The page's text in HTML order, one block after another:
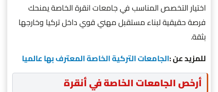
اختيار التخصص المناسب في جامعات انقرة الخاصة يمنحك
فرصة حقيقية لبناء مستقبل مهني قوي داخل تركيا وخارجها
بثقة.
للمزيد عن :الجامعات التركية الخاصة المعترف بها عالميا
أرخص الجامعات الخاصة في أنقرة